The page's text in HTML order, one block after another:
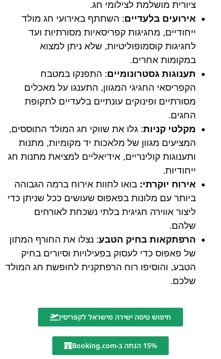
ציורית מושלמת לצילומי חג.
אירועים בלעדיים: השתתף באירועי חג מולד
ייחודיים, מחגיגות קפריסאיות מסורתיות ועד
לחגיגות קוסמופוליטיות, שלא ניתן למצוא
במקומות אחרים.
תענוגות גסטרונומיים: התפנקו במטבח
הקפריסאי החגיגי המגוון, התענגו על מאכלים
מסורתיים ופינוקים עונתיים בלעדיים לתקופת
החגים.
מקלטי קניות: גלו את שווקי חג המולד התוססים,
המציעים מגוון של מלאכות יד מקומיות, מתנות
ותענוגות קולינריים, אידיאליים למציאת מתנות חג
ייחודיות.
אירוח יוקרתי: בואו לחוות אירוח ברמה הגבוהה
ביותר עם מלונות בפאפוס שעושים ככל שניתן כדי
ליצור אווירה חגיגית בלתי נשכחת לאורחים
שלהם.
הרפתקאות בחיק הטבע: נצלו את החורף המתון
של פאפוס כדי לעסוק בפעילויות וסיורים בחיק
הטבע, והוסיפו רוח הרפתקנית לחופשת חג המולד
שלכם.
חיפוש טיסה ישירה מישראל לקפריסין
15% הנחה ב-Booking.com